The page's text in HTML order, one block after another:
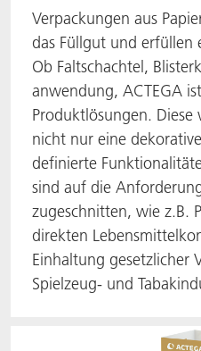
Verpackungen aus
das Füllgut und erfüllen
Ob Faltschachtel,
anwendung, ACTEGA
Produktlösungen.
nicht nur eine
definierte
sind auf die
zugeschnitten, wie z.B.
direkten
Einhaltung gesetzlicher
Spielzeug- und